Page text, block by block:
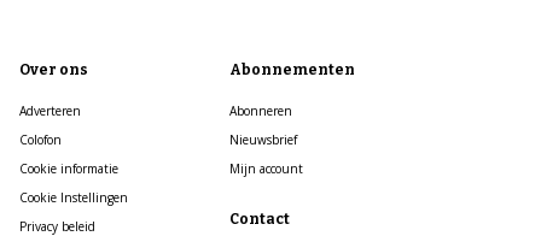
Over ons
Adverteren
Colofon
Cookie informatie
Cookie Instellingen
Privacy beleid
Abonnementen
Abonneren
Nieuwsbrief
Mijn account
Contact